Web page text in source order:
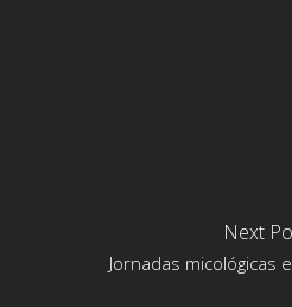
Next
Jornadas micológicas